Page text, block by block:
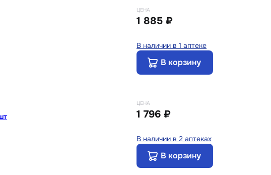
ЦЕНА
1 885 ₽
В наличии в 1 аптеке
В корзину
ЦЕНА
1 796 ₽
В наличии в 2 аптеках
В корзину